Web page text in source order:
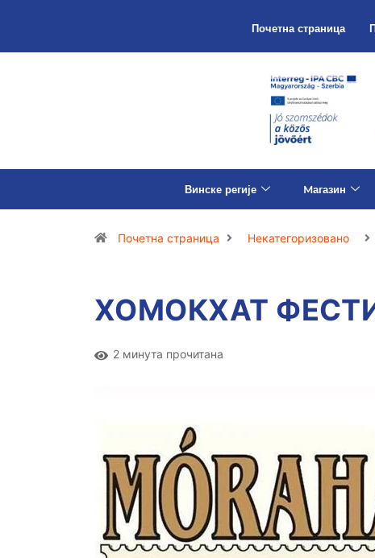
Почетна страница
Винске регије Mагазин
Почетна страница Некатегоризовано
ХОМОКХАТ
2 минута прочитана